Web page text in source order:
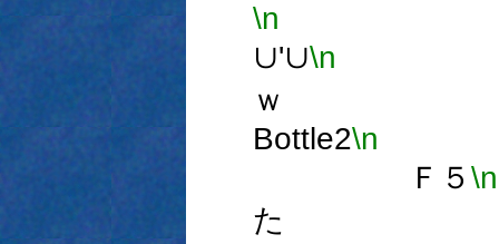
\n
∪'∪\n
ｗ
Bottle2\n
Ｆ５ \n
た 悪霊